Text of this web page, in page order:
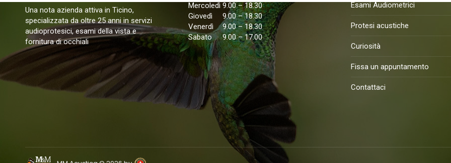
Una nota azienda attiva in Ticino,
specializzata da oltre 25 anni in servizi
audioprotesici, esami della vista e
fornitura di occhiali
Mercoledì 9.00 – 18.30
Giovedì
9.00 – 18.30
Venerdì
9.00 – 18.30
Sabato
9.00 – 17.00
Esami Audiometrici
Protesi acustiche
Curiosità
Fissa un appuntamento
Contattaci